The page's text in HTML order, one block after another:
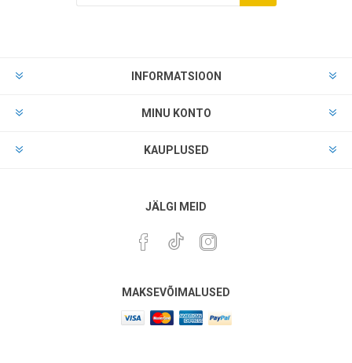
INFORMATSIOON
MINU KONTO
KAUPLUSED
JÄLGI MEID
MAKSEVÕIMALUSED